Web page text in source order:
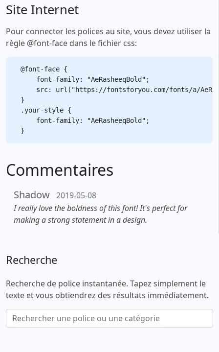
Site Internet
Pour connecter les polices au site, vous devez utiliser la
règle @font-face dans le fichier css:
@font-face {
    font-family: "AeRasheeqBold";
src: url("https://fontsforyou.com/fonts/a/
}
.your-style {
    font-family: "AeRasheeqBold";
Commentaires
Shadow 2019-05-08
I really love the boldness of this font! It's perfect for
making a strong statement in a design.
Recherche
Recherche de police instantanée. Tapez simplement le
texte et vous obtiendrez des résultats immédiatement.